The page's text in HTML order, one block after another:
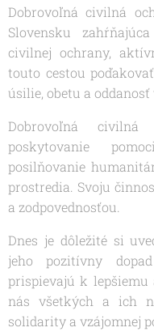
Dobrovoľná civilná
Slovensku
civilnej ochrany,
touto cestou
úsilie, obetu a
Dobrovoľná
poskytovanie
posilňovanie
prostredia. Svoju
a zodpovednosťou.
Dnes je dôležité si
jeho pozitívny
prispievajú k lepšiemu
nás všetkých a ich
solidarity a vzájomnej